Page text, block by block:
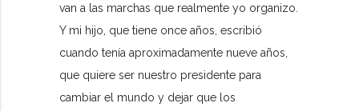
van a las marchas que realmente yo organizo.
Y mi hijo, que tiene once años, escribió
cuando tenía aproximadamente nueve años,
que quiere ser nuestro presidente para
cambiar el mundo y dejar que los